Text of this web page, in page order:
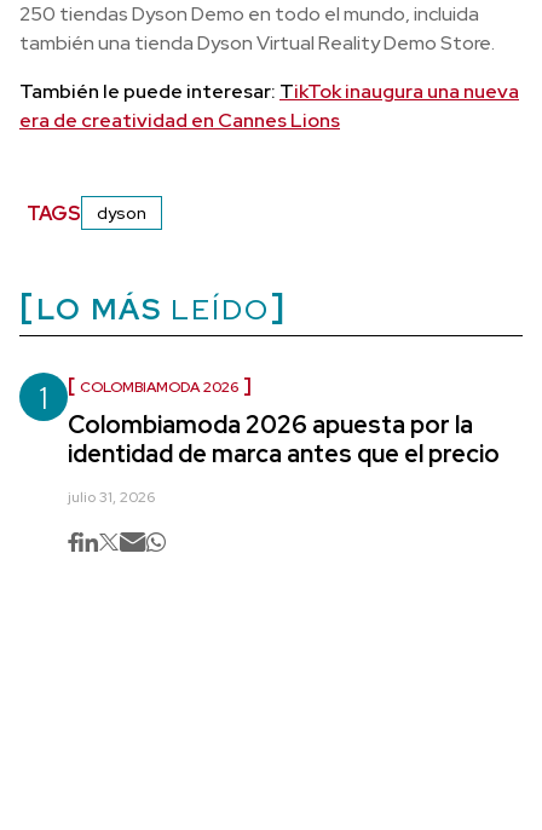
250 tiendas Dyson Demo en todo el mundo, incluida
también una tienda Dyson Virtual Reality Demo Store.
También le puede interesar: TikTok inaugura una nueva
era de creatividad en Cannes Lions
TAGS dyson
LO MÁS LEÍDO
1 COLOMBIAMODA 2026
Colombiamoda 2026 apuesta por la
identidad de marca antes que el precio
julio 31, 2026